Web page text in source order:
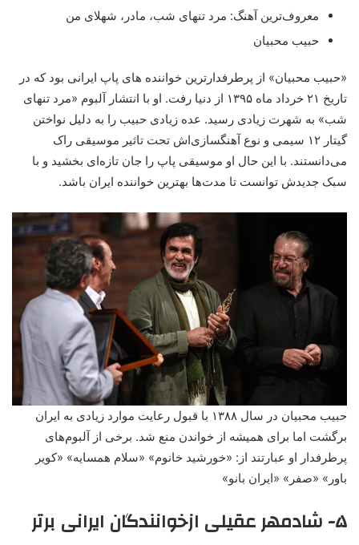
معروف‌ترین آهنگ: مرد تنهای شب، مادر، شهلای من
حبیب محبیان
«حبیب محبیان» از پرطرفدارترین خواننده های پاپ ایرانی بود که در
تاریخ ۲۱ خرداد ماه ۱۳۹۵ از دنیا رفت. او با انتشار آلبوم «مرد تنهای
شب» به شهرت زیادی رسید. عده زیادی حبیب را به دلیل نواختن
گیتار ۱۲ سیمی و نوع آهنگسازی‌اش تحت تاثیر موسیقی راک
می‌دانستند. با این حال او موسیقی پاپ را جان تازه‌ای بخشید و با
سبک جدیدش توانست تا مدت‌ها بهترین خواننده ایران باشد.
حبیب محبیان در سال ۱۳۸۸ با قبول رعایت موارد زیادی به ایران
برگشت اما برای همیشه از خواندن منع شد. برخی از آلبوم‌های
پرطرفدار او عبارتند از: «خورشید خانوم» «سلام همسایه» «کویر
باور» «صفر» «ایران بانو»
۵- شادمهر عقیلی ازخوانندگان ایرانی برتر